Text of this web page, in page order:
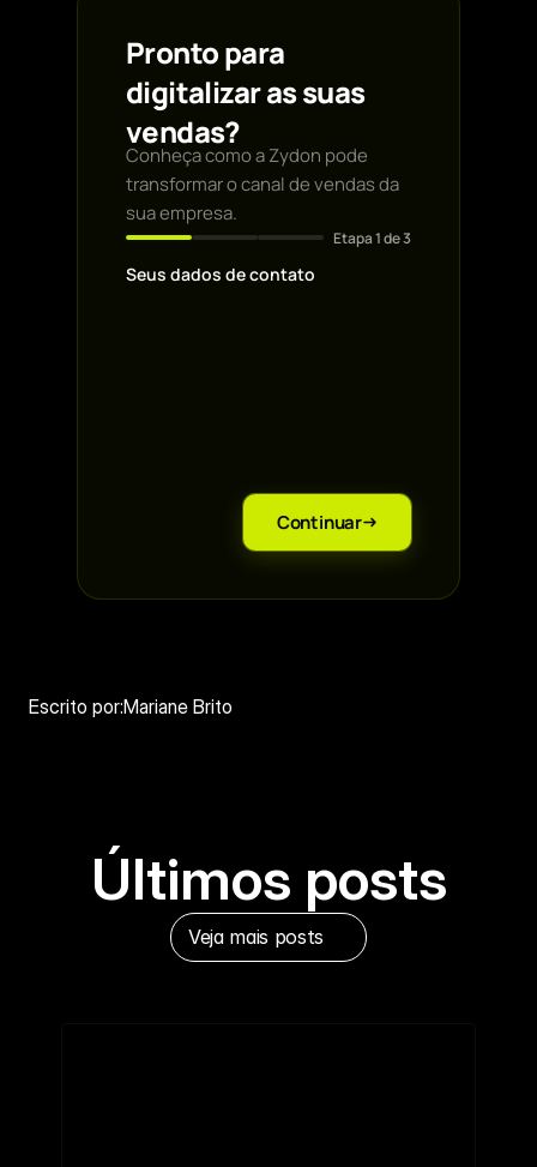
Pronto para
digitalizar as suas
vendas?
Conheça como a Zydon pode
transformar o canal de vendas da
sua empresa.
Etapa1de 3
Seus dados de contato
Continuar
Escrito por:Mariane Brito
Últimos posts
Veja mais posts